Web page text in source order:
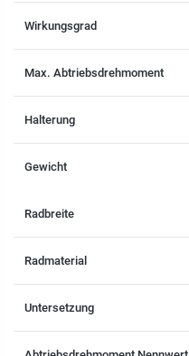
Wirkungsgrad
Max. Abtriebsdrehmoment
Halterung
Gewicht
Radbreite
Radmaterial
Untersetzung